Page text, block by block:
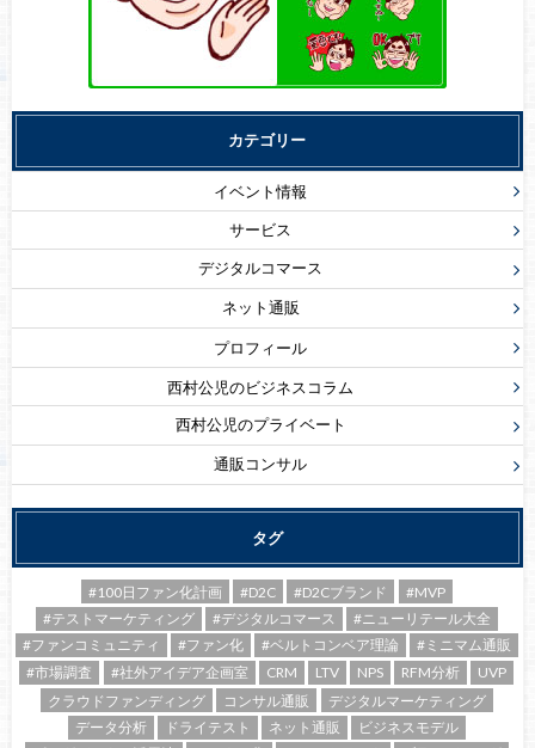
カテゴリー
イベント情報
サービス
デジタルコマース
ネット通販
プロフィール
西村公児のビジネスコラム
西村公児のプライベート
通販コンサル
タグ
#100日ファン化計画 #D2C #D2Cブランド
#MVP
#テストマーケティング
#デジタルコマース
#ニューリテール大全
#ファンコミュニティ
#ファン化 #ベルトコンベア理論
#ミニマム通販
#市場調査
#社外アイデア企画室 CRM LTV NPS RFM分析
UVP
クラウドファンディング
コンサル通販
デジタルマーケティング
データ分析
ドライテスト ネット通販
ビジネスモデル